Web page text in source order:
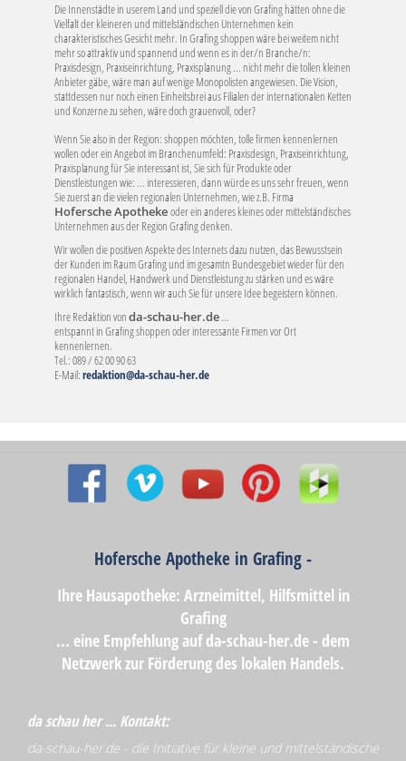
Die Innenstädte in userem Land und speziell die von Grafing hätten ohne die
Vielfalt der kleineren und mittelständischen Unternehmen kein
charakteristisches Gesicht mehr. In Grafing shoppen wäre bei weitem nicht
mehr so attraktiv und spannend und wenn es in der/n Branche/n:
Praxisdesign, Praxiseinrichtung, Praxisplanung ... nicht mehr die tollen kleinen
Anbieter gäbe, wäre man auf wenige Monopolisten angewiesen. Die Vision,
stattdessen nur noch einen Einheitsbrei aus Filialen der internationalen Ketten
und Konzerne zu sehen, wäre doch grauenvoll, oder?
Wenn Sie also in der Region: shoppen möchten, tolle firmen kennenlernen
wollen oder ein Angebot im Branchenumfeld: Praxisdesign, Praxiseinrichtung,
Praxisplanung für Sie interessant ist, Sie sich für Produkte oder
Dienstleistungen wie: ... interessieren, dann würde es uns sehr freuen, wenn
Sie zuerst an die vielen regionalen Unternehmen, wie z.B. Firma
Hofersche Apothekeoder ein anderes kleines oder mittelständisches
Unternehmen aus der Region Grafing denken.
Wir wollen die positiven Aspekte des Internets dazu nutzen, das Bewusstsein
der Kunden im Raum Grafing und im gesamtn Bundesgebiet wieder für den
regionalen Handel, Handwerk und Dienstleistung zu stärken und es wäre
wirklich fantastisch, wenn wir auch Sie für unsere Idee begeistern können.
Ihre Redaktion vonda-schau-her.de...
entspannt in Grafing shoppen oder interessante Firmen vor Ort
kennenlernen.
Tel.: 089 / 62 00 90 63
E-Mail:redaktion@da-schau-her.de
Hofersche Apotheke in Grafing -
Ihre Hausapotheke: Arzneimittel, Hilfsmittel in
Grafing
... eine Empfehlung auf da-schau-her.de - dem
Netzwerk zur Förderung des lokalen Handels.
da schau her ... Kontakt:
da-schau-her.de - die Initiative für kleine und mittelständische